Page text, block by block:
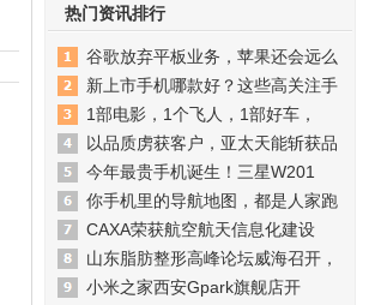
热门资讯排行
谷歌放弃平板业务，苹果还会远么
新上市手机哪款好？这些高关注手
1部电影，1个飞人，1部好车，
以品质虏获客户，亚太天能斩获品
今年最贵手机诞生！三星W201
你手机里的导航地图，都是人家跑
CAXA荣获航空航天信息化建设
山东脂肪整形高峰论坛威海召开，
小米之家西安Gpark旗舰店开